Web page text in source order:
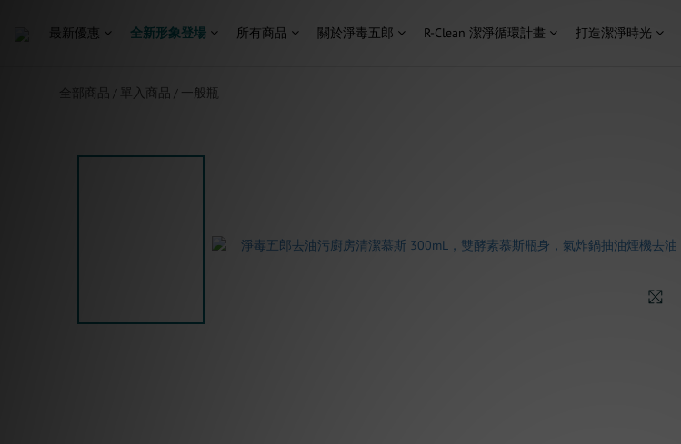
最新優惠 全新形象登場 所有商品 關於淨毒五郎 R-Clean 潔淨循環計畫 打造潔淨時光
全部商品 / 單入商品 / 一般瓶